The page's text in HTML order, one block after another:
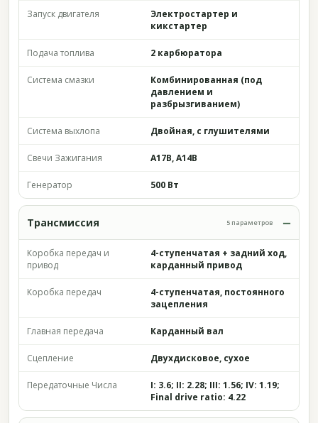
Запуск двигателя
Электростартер и
кикстартер
Подача топлива 2 карбюратора
Система смазки
Комбинированная (под
давлением и
разбрызгиванием)
Система выхлопа Двойная, с глушителями
Свечи Зажигания A17B, A14B
Генератор 500 Вт
Трансмиссия 5 параметров
Коробка передач и
привод
4-ступенчатая + задний ход,
карданный привод
Коробка передач
4-ступенчатая, постоянного
зацепления
Главная передача Карданный вал
Сцепление Двухдисковое, сухое
Передаточные Числа
I: 3.6; II: 2.28; III: 1.56; IV: 1.19;
Final drive ratio: 4.22